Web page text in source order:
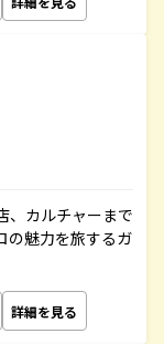
、カルチャーまで
の魅力を旅するガ
詳細を見る